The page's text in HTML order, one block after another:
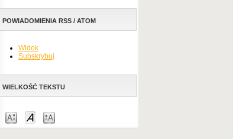
POWIADOMIENIA RSS / ATOM
Widok
Subskrybuj
WIELKOŚĆ TEKSTU